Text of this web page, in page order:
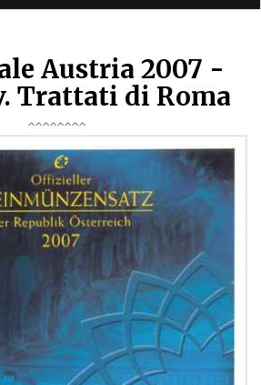
Austria 2007 -
Trattati di Roma